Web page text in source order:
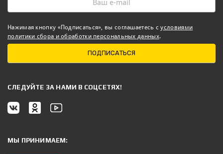
Нажимая кнопку «Подписаться», вы соглашаетесь сусловиями
политики сбора и обработки персональных данных.
ПОДПИСАТЬСЯ
CЛЕДУЙТЕ ЗА НАМИ В СОЦСЕТЯХ!
МЫ ПРИНИМАЕМ: